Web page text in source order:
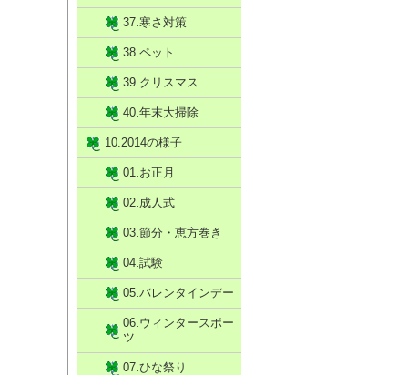
37.寒さ対策
38.ペット
39.クリスマス
40.年末大掃除
10.2014の様子
01.お正月
02.成人式
03.節分・恵方巻き
04.試験
05.バレンタインデー
06.ウィンタースポー
ツ
07.ひな祭り